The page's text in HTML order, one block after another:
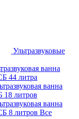
Ультразвуковые
ванна
44 литра
ванна
18 литров
ванна
8 литров Все